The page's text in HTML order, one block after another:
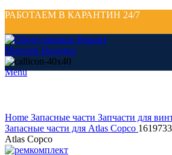
РАБОТАЕМ В КАРАНТИН 24/7
Menu
Home Запасные части Запчасти для
Запасные части для Atlas Copco
Atlas Copco